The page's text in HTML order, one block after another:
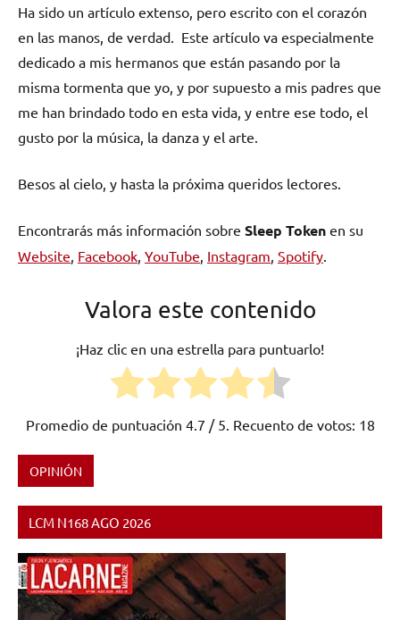
Ha sido un artículo extenso, pero escrito con el corazón
en las manos, de verdad. Este artículo va especialmente
dedicado a mis hermanos que están pasando por la
misma tormenta que yo, y por supuesto a mis padres que
me han brindado todo en esta vida, y entre ese todo, el
gusto por la música, la danza y el arte.
Besos al cielo, y hasta la próxima queridos lectores.
Encontrarás más información sobre Sleep Token en su
Website, Facebook, YouTube, Instagram, Spotify.
Valora este contenido
¡Haz clic en una estrella para puntuarlo!
Promedio de puntuación 4.7 / 5. Recuento de votos: 18
Etiquetado
Inglaterra,
Metal,
Metal
Alternativo
OPINIÓN
LCM N168 AGO 2026